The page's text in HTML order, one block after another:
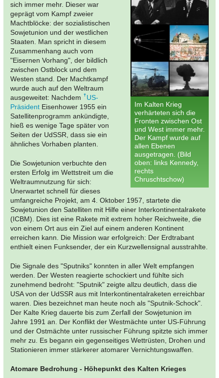
Im Kalten Krieg
verhärteten sich die
Fronten zwischen Ost
und West immer mehr.
Der Kampf wurde auf
allen Ebenen
ausgetragen. (Bild
oben: links Kennedy,
rechts
Chruschtschow)
sich immer mehr. Dieser war
geprägt vom Kampf zweier
Machtblöcke: der sozialistischen
Sowjetunion und der westlichen
Staaten. Man spricht in diesem
Zusammenhang auch vom
"Eisernen Vorhang", der bildlich
zwischen Ostblock und dem
Westen stand. Der Machtkampf
wurde auch auf den Weltraum
ausgeweitet: Nachdem
US-
Präsident Eisenhower 1955 ein
Satellitenprogramm ankündigte,
hieß es wenige Tage später von
Seiten der UdSSR, dass sie ein
ähnliches Vorhaben planten.
Die Sowjetunion verbuchte den
ersten Erfolg im Wettstreit um die
Weltraumnutzung für sich:
Unerwartet schnell für dieses
umfangreiche Projekt, am 4. Oktober 1957, startete die
Sowjetunion den Satelliten mit Hilfe einer Interkontinentalrakete
(ICBM). Dies ist eine Rakete mit extrem hoher Reichweite, die
von einem Ort aus ein Ziel auf einem anderen Kontinent
erreichen kann. Die Mission war erfolgreich: Der Erdtrabant
enthielt einen Funksender, der ein Kurzwellensignal ausstrahlte.
Die Signale des "Sputniks" konnten in aller Welt empfangen
werden. Der Westen reagierte schockiert und fühlte sich
zunehmend bedroht: "Sputnik" zeigte allzu deutlich, dass die
USA von der UdSSR aus mit Interkontinentalraketen erreichbar
waren. Dies bezeichnet man heute noch als "Sputnik-Schock".
Der Kalte Krieg dauerte bis zum Zerfall der Sowjetunion im
Jahre 1991 an. Der Konflikt der Westmächte unter US-Führung
und der Ostmächte unter russischer Führung spitzte sich immer
mehr zu. Es begann ein gegenseitiges Wettrüsten, Drohen und
Stationieren immer stärkerer atomarer Vernichtungswaffen.
Atomare Bedrohung - Höhepunkt des Kalten Krieges